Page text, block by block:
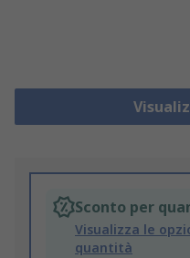
Sconto per
Visualizza le
quantità